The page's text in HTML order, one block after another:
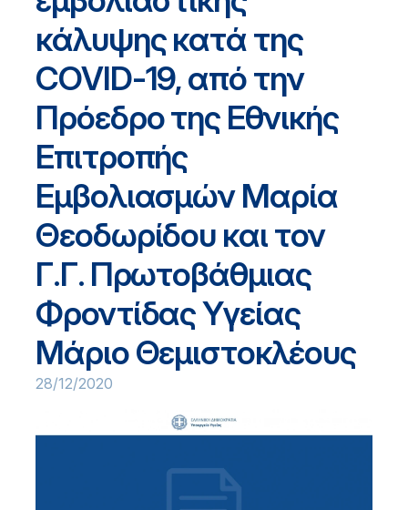
κάλυψης κατά της
COVID-19, από την
Πρόεδρο της Εθνικής
Επιτροπής
Εμβολιασμών Μαρία
Θεοδωρίδου και τον
Γ.Γ. Πρωτοβάθμιας
Φροντίδας Υγείας
Μάριο Θεμιστοκλέους
28/12/2020